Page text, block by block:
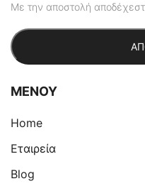
Με την αποστολή
ΜΕΝΟΥ
Home
Eταιρεία
Blog